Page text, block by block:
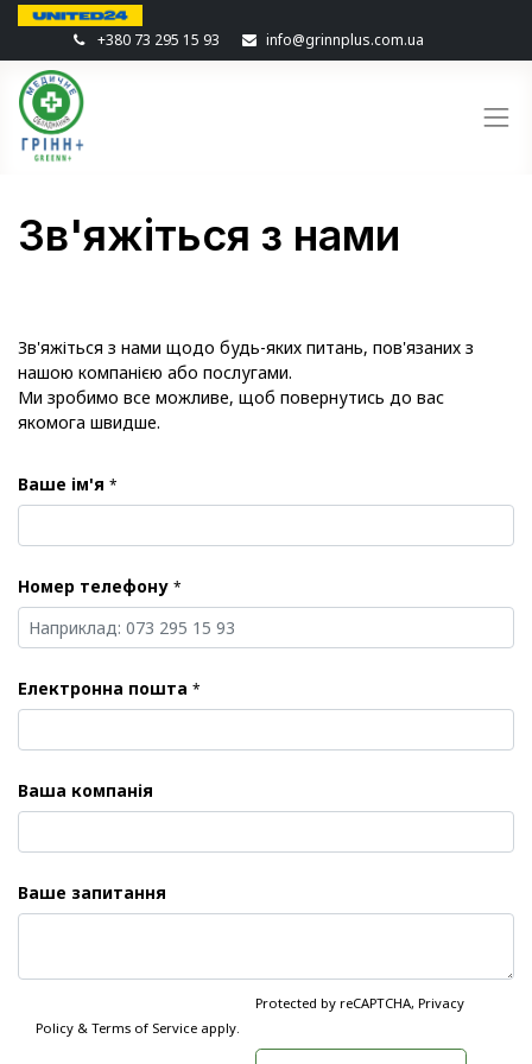
+380 73 295 15 93 info@grinnplus.com.ua
Зв'яжіться з нами
Зв'яжіться з нами щодо будь-яких питань, пов'язаних з
нашою компанією або послугами.
Ми зробимо все можливе, щоб повернутись до вас
якомога швидше.
Ваше ім'я *
Номер телефону *
Електронна пошта *
Ваша компанія
Ваше запитання
Protected by reCAPTCHA, Privacy
Policy & Terms of Service apply.